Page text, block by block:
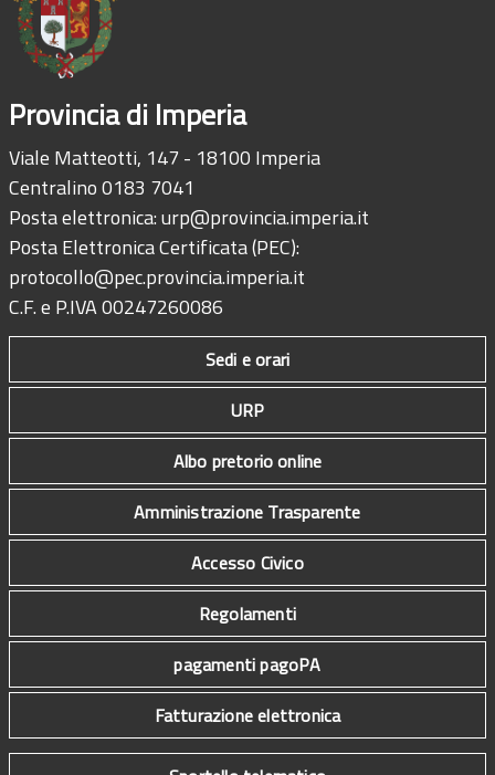
Provincia di Imperia
Viale Matteotti, 147 - 18100 Imperia
Centralino 0183 7041
Posta elettronica:urp@provincia.imperia.it
Posta Elettronica Certificata (PEC):
protocollo@pec.provincia.imperia.it
C.F. e P.IVA 00247260086
Sedi e orari
URP
Albo pretorio online
Amministrazione Trasparente
Accesso Civico
Regolamenti
pagamenti pagoPA
Fatturazione elettronica